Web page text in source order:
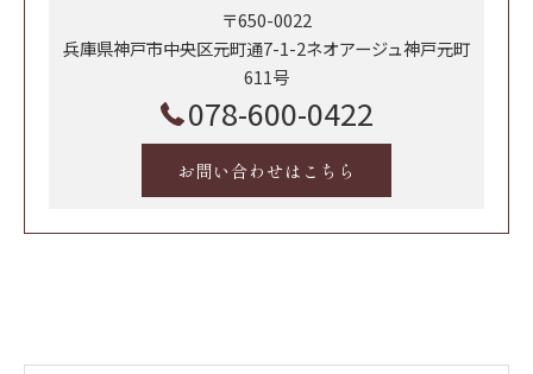
〒650-0022
兵庫県神戸市中央区元町通7-1-2ネオアージュ神戸元町
611号
078-600-0422
お問い合わせはこちら